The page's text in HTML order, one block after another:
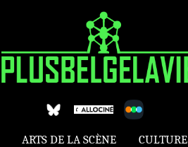
ARTS DE LA SCÈNE CULTURE